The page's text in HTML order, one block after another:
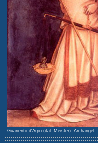
Guariento d'Arpo (ital. Meister): Archangel